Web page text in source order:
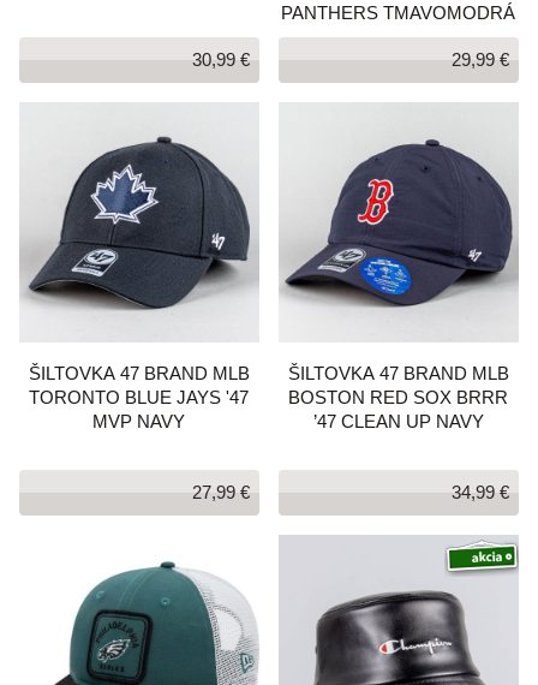
30,99 €
PANTHERS TMAVOMODRÁ
29,99 €
ŠILTOVKA 47 BRAND MLB
TORONTO BLUE JAYS '47
MVP NAVY
27,99 €
ŠILTOVKA 47 BRAND MLB
BOSTON RED SOX BRRR
’47 CLEAN UP NAVY
34,99 €